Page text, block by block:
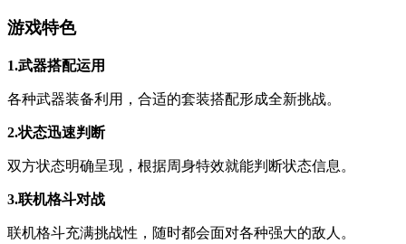
游戏特色
1.武器搭配运用
各种武器装备利用，合适的套装搭配形成全新挑战。
2.状态迅速判断
双方状态明确呈现，根据周身特效就能判断状态信息。
3.联机格斗对战
联机格斗充满挑战性，随时都会面对各种强大的敌人。